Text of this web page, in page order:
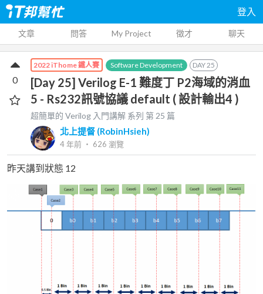
登入
文章 問答 My Project 徵才 聊天
2022 iThome 鐵人賽 Software Development DAY25
[Day 25] Verilog E-1 難度丁 P2海域的消血
5 - Rs232訊號協議 default ( 設計輸出4 )
超簡單的 Verilog 入門講解 系列 第25 篇
北上提督 (RobinHsieh)
4 年前 ‧ 626 瀏覽
0
昨天講到狀態 12